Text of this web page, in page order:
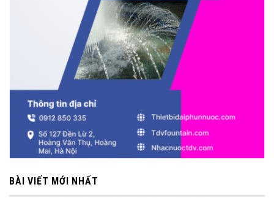
BÀI VIẾT MỚI NHẤT